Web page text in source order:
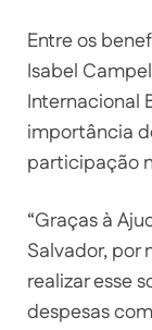
Entre os
Isabel
Internacional
importância
participação
“Graças à
Salvador, por
realizar esse
despesas